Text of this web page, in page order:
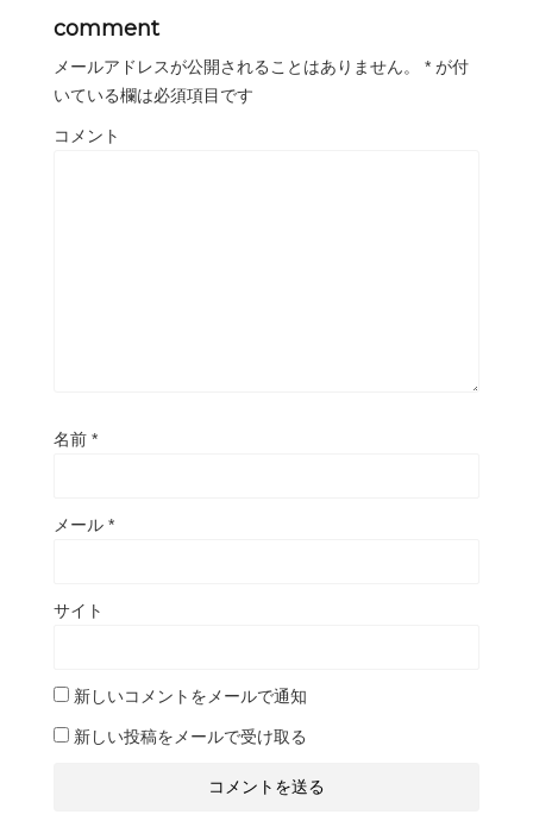
comment
メールアドレスが公開されることはありません。 * が付
いている欄は必須項目です
コメント
名前 *
メール *
サイト
新しいコメントをメールで通知
新しい投稿をメールで受け取る